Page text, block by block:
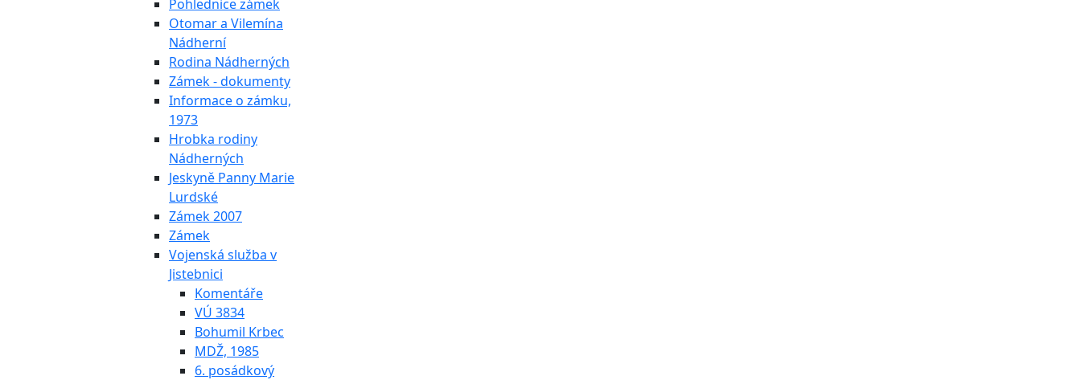
Pohlednice zámek
Otomar a Vilemína
Nádherní
Rodina Nádherných
Zámek - dokumenty
Informace o zámku,
1973
Hrobka rodiny
Nádherných
Jeskyně Panny Marie
Lurdské
Zámek 2007
Zámek
Vojenská služba v
Jistebnici
Komentáře
VÚ 3834
Bohumil Krbec
MDŽ, 1985
6. posádkový